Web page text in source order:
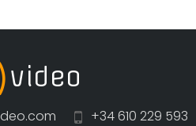
video
+34 610 229 593